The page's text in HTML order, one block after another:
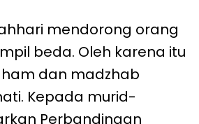
mendorong orang
beda. Oleh karena itu
dan madzhab
Kepada murid-
Perbandingan